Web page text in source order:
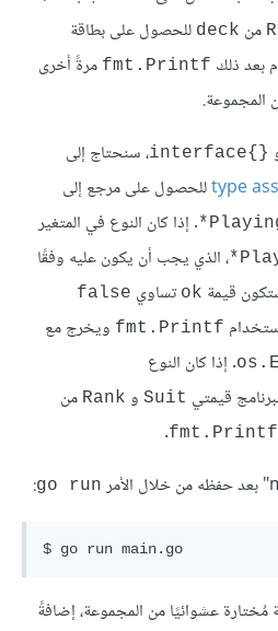
من deck للحصول على بطاقة
بعد ذلك fmt.Printf مرةً أخرى
المجموعة.
{}interface
، سنحتاج إلى
للحصول على مرجع إلى
. إذا كان النوع في المتغير
، الذي يجب أن يكون عليه وفقًا
قيمة ok تساوي false
fmt.Printf ويخرج مع
. إذا كان النوع
قيمتي Suit و Rank من
fmt.Printf
.
go run
:
عشوائيًا من المجموعة، إضافةً